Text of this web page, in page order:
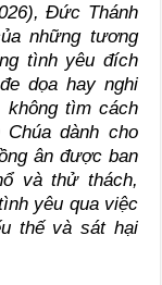
Đức Thánh
những tương
tình yêu đích
dọa hay nghi
tìm cách
dành cho
ân được ban
và thử thách,
yêu qua việc
thế và sát hại